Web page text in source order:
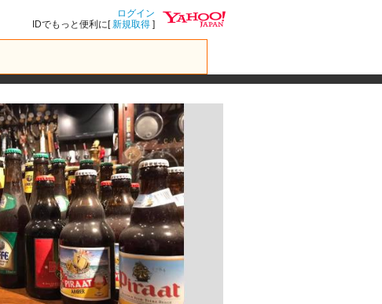
ログイン
IDでもっと便利に[新規取得 ]